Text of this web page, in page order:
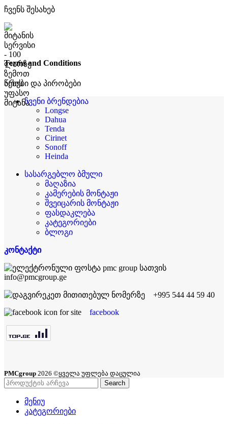
ჩვენს შესახებ
Terms and Conditions
წესები და პირობები
ჩვენი ბრენდებია
Longse
Dahua
Tenda
Cirinet
Sonoff
Heinda
სასარგებლო ბმული
მაღაზია
კამერების მონტაჟი
შვეიცარის მონტაჟი
ფასდაკლება
კატეგორიები
ბლოგი
კონტაქტი
info@pmcgroup.ge
+995 544 44 59 40
facebook
PMCgroup 2026 ©ყველა უფლება დაცულია
Search
მენიუ
კატეგორიები